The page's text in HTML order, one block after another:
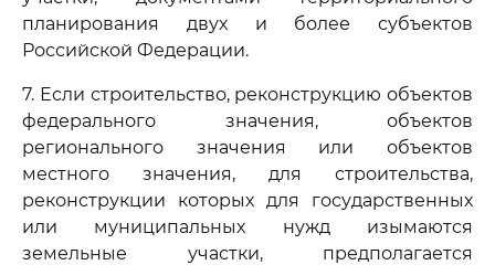
планирования двух и более субъектов
Российской Федерации.
7. Если строительство, реконструкцию объектов
федерального значения, объектов
регионального значения или объектов
местного значения, для строительства,
реконструкции которых для государственных
или муниципальных нужд изымаются
земельные участки, предполагается